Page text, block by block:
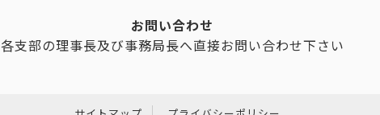
お問い合わせ
各支部の理事長及び事務局長へ直接お問い合わせ下さい